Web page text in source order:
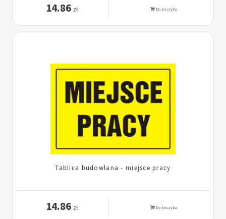
14.86 zł Do koszyka
Tablica budowlana - miejsce pracy
14.86 zł Do koszyka